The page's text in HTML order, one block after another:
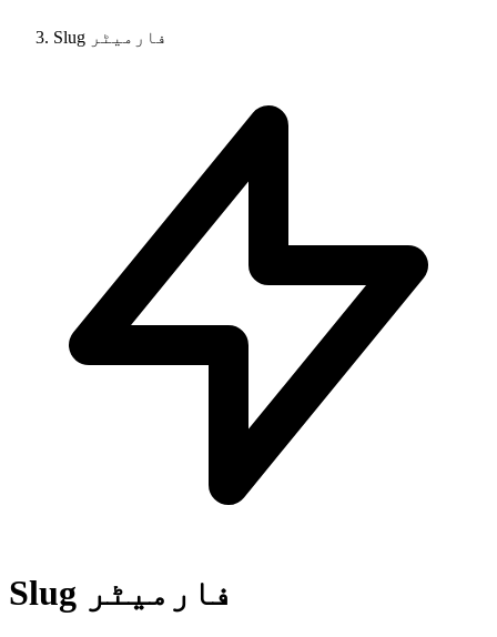
Slug فارمیٹر
Slug فارمیٹر